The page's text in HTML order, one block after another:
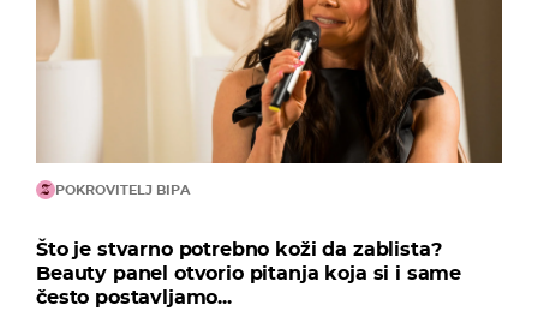
POKROVITELJ BIPA
Što je stvarno potrebno koži da zablista?
Beauty panel otvorio pitanja koja si i same
često postavljamo...